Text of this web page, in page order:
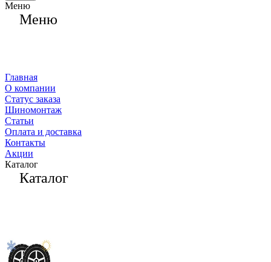
Меню
Меню
Главная
О компании
Статус заказа
Шиномонтаж
Статьи
Оплата и доставка
Контакты
Акции
Каталог
Каталог